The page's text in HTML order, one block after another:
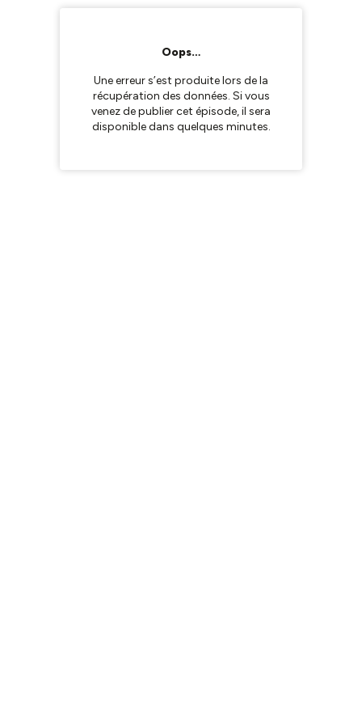
Oops…
Une erreur s’est produite lors de la
récupération des données. Si vous
venez de publier cet épisode, il sera
disponible dans quelques minutes.